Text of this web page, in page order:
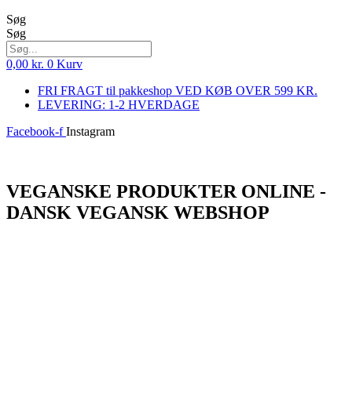
Søg
Søg
0,00 kr. 0 Kurv
FRI FRAGT til pakkeshop VED KØB OVER 599 KR.
LEVERING: 1-2 HVERDAGE
Facebook-f Instagram
VEGANSKE PRODUKTER ONLINE -
DANSK VEGANSK WEBSHOP